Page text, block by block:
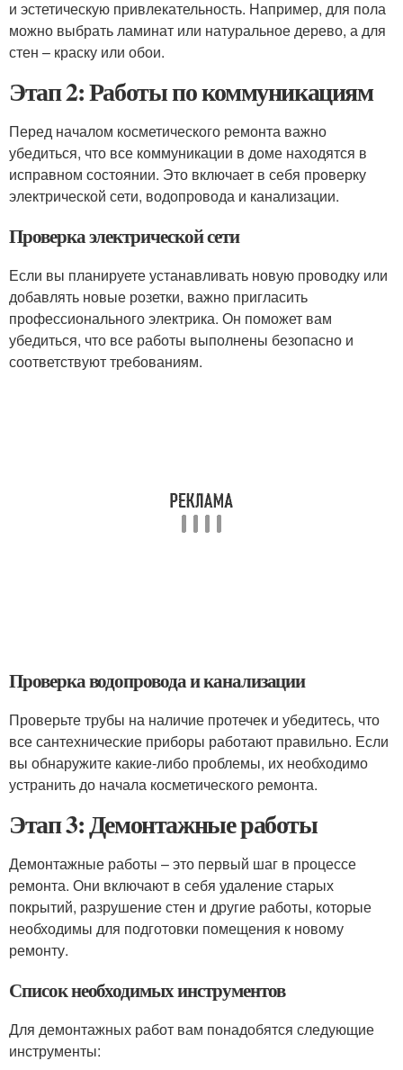
и эстетическую привлекательность. Например, для пола
можно выбрать ламинат или натуральное дерево, а для
стен – краску или обои.
Этап 2: Работы по коммуникациям
Перед началом косметического ремонта важно
убедиться, что все коммуникации в доме находятся в
исправном состоянии. Это включает в себя проверку
электрической сети, водопровода и канализации.
Проверка электрической сети
Если вы планируете устанавливать новую проводку или
добавлять новые розетки, важно пригласить
профессионального электрика. Он поможет вам
убедиться, что все работы выполнены безопасно и
соответствуют требованиям.
Проверка водопровода и канализации
Проверьте трубы на наличие протечек и убедитесь, что
все сантехнические приборы работают правильно. Если
вы обнаружите какие-либо проблемы, их необходимо
устранить до начала косметического ремонта.
Этап 3: Демонтажные работы
Демонтажные работы – это первый шаг в процессе
ремонта. Они включают в себя удаление старых
покрытий, разрушение стен и другие работы, которые
необходимы для подготовки помещения к новому
ремонту.
Список необходимых инструментов
Для демонтажных работ вам понадобятся следующие
инструменты: